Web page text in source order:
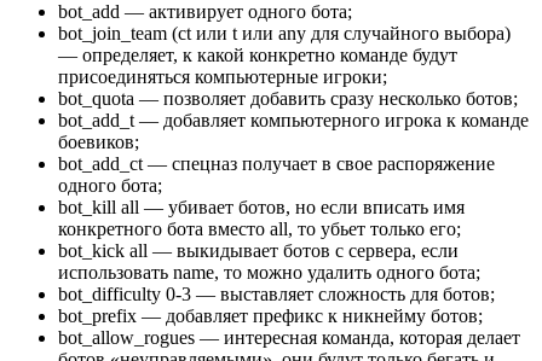
bot_add — активирует одного бота;
bot_join_team (ct или t или any для случайного выбора)
— определяет, к какой конкретно команде будут
присоединяться компьютерные игроки;
bot_quota — позволяет добавить сразу несколько ботов;
bot_add_t — добавляет компьютерного игрока к команде
боевиков;
bot_add_ct — спецназ получает в свое распоряжение
одного бота;
bot_kill all — убивает ботов, но если вписать имя
конкретного бота вместо all, то убьет только его;
bot_kick all — выкидывает ботов с сервера, если
использовать name, то можно удалить одного бота;
bot_difficulty 0-3 — выставляет сложность для ботов;
bot_prefix — добавляет префикс к никнейму ботов;
bot_allow_rogues — интересная команда, которая делает